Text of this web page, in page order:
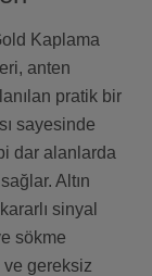
Kaplama
anten
pratik bir
sayesinde
dar alanlarda
Altın
sinyal
sökme
ve gereksiz